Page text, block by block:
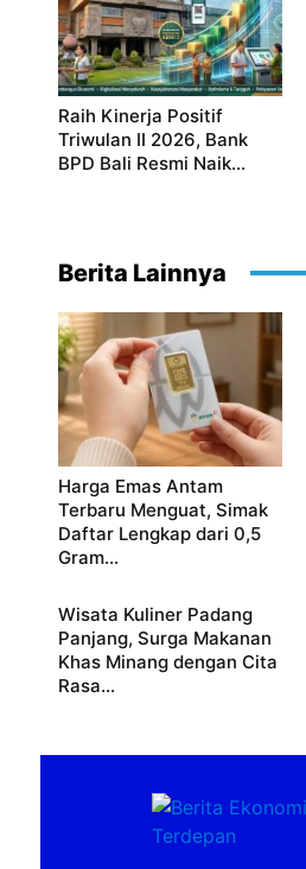
Raih Kinerja Positif
Triwulan II 2026, Bank
BPD Bali Resmi Naik...
Berita Lainnya
Harga Emas Antam
Terbaru Menguat, Simak
Daftar Lengkap dari 0,5
Gram...
Wisata Kuliner Padang
Panjang, Surga Makanan
Khas Minang dengan Cita
Rasa...